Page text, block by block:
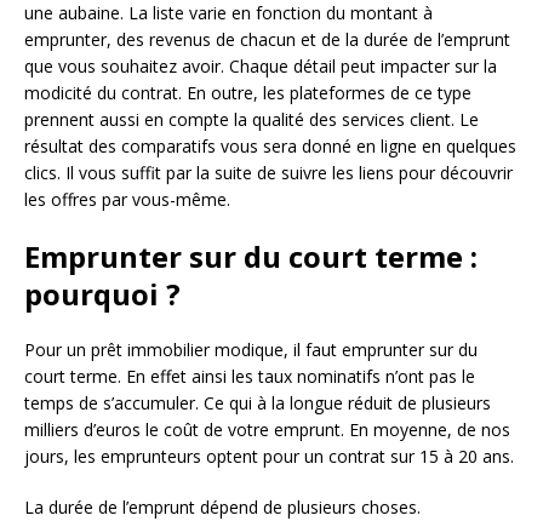
une aubaine. La liste varie en fonction du montant à
emprunter, des revenus de chacun et de la durée de l’emprunt
que vous souhaitez avoir. Chaque détail peut impacter sur la
modicité du contrat. En outre, les plateformes de ce type
prennent aussi en compte la qualité des services client. Le
résultat des comparatifs vous sera donné en ligne en quelques
clics. Il vous suffit par la suite de suivre les liens pour découvrir
les offres par vous-même.
Emprunter sur du court terme :
pourquoi ?
Pour un prêt immobilier modique, il faut emprunter sur du
court terme. En effet ainsi les taux nominatifs n’ont pas le
temps de s’accumuler. Ce qui à la longue réduit de plusieurs
milliers d’euros le coût de votre emprunt. En moyenne, de nos
jours, les emprunteurs optent pour un contrat sur 15 à 20 ans.
La durée de l’emprunt dépend de plusieurs choses.